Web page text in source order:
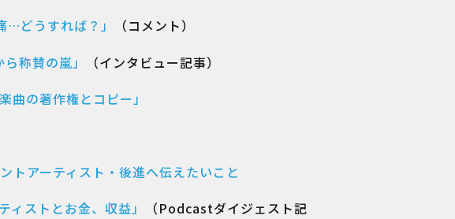
…どうすれば？」
（コメント）
称賛の嵐」
（インタビュー記事）
曲の著作権とコピー」
トアーティスト・後進へ伝えたいこと
ストとお金、収益」
（Podcastダイジェスト記